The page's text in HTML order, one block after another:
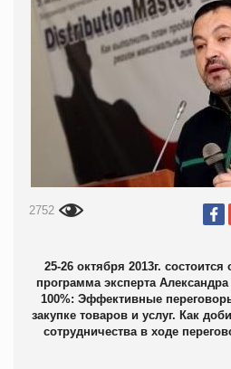
2752
25-26 октября 2013г. состоится
программа эксперта
100%: Эффективные
закупке товаров и услуг. Как
сотрудничества в ходе